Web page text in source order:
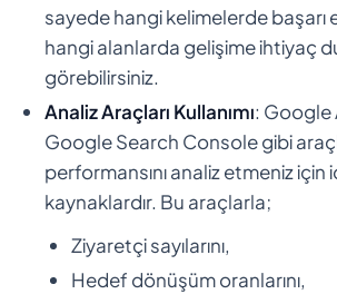
sayede hangi kelimelerde başarı
hangi alanlarda gelişime ihtiyaç
görebilirsiniz.
Analiz Araçları Kullanımı: Google
Google Search Console gibi
performansını analiz etmeniz için
kaynaklardır. Bu araçlarla;
Ziyaretçi sayılarını,
Hedef dönüşüm oranlarını,